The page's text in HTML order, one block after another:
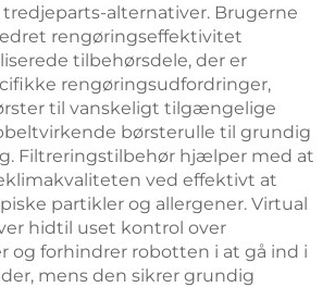
alternativer. Brugerne
rengøringseffektivitet
tilbehørsdele, der er
rengøringsudfordringer,
til vanskeligt tilgængelige
børsterulle til grundig
Filtreringstilbehør hjælper med at
ved effektivt at
partikler og allergener. Virtual
hidtil uset kontrol over
og forhindrer robotten i at gå ind i
mens den sikrer grundig